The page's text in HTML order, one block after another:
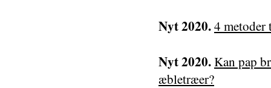
Nyt 2020.4
Nyt 2020.Kan pap
æbletræer?